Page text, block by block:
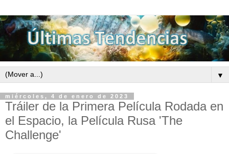
▼
miércoles, 4 de enero de 2023
Tráiler de la Primera Película Rodada en
el Espacio, la Película Rusa 'The
Challenge'